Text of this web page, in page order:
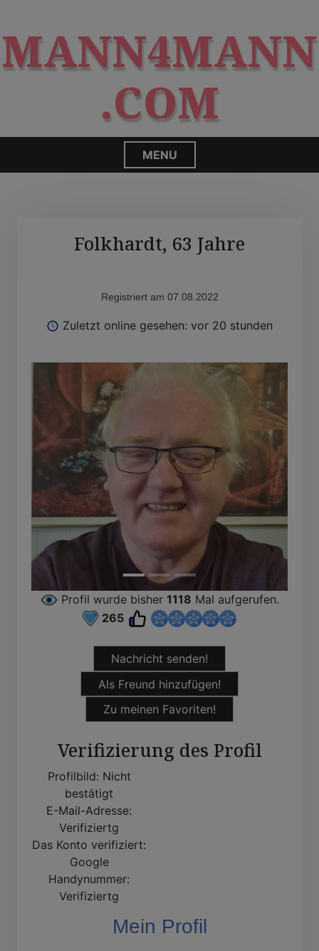
i
p
o
c
n
t
MANN4MANN
.COM
MENU
Folkhardt, 63 Jahre
Registriert am 07.08.2022
Zuletzt online gesehen: vor 20 stunden
Profil wurde bisher 1118 Mal aufgerufen.
265
Nachricht senden!
Als Freund hinzufügen!
Zu meinen Favoriten!
Verifizierung des Profil
Profilbild: Nicht
bestätigt
E-Mail-Adresse:
Verifiziertg
Das Konto verifiziert:
Google
Handynummer:
Verifiziertg
Mein Profil